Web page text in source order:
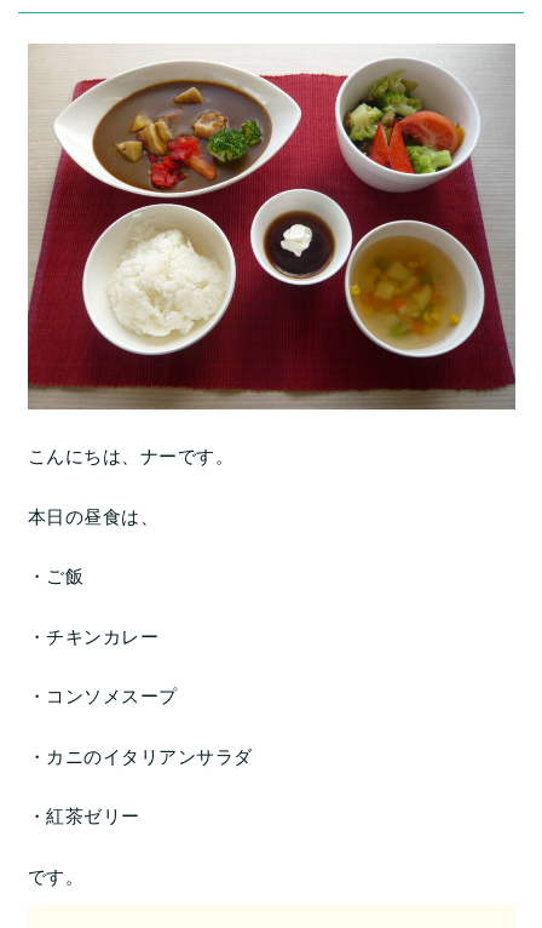
こんにちは、ナーです。
本日の昼食は、
・ご飯
・チキンカレー
・コンソメスープ
・カニのイタリアンサラダ
・紅茶ゼリー
です。